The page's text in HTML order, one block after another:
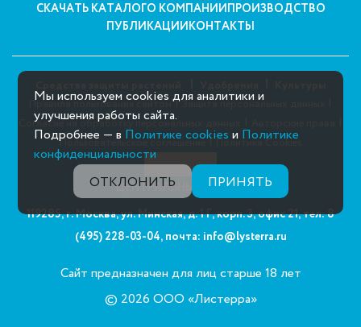
СКАЧАТЬ КАТАЛОГО КОМПАНИИПРОИЗВОДСТВО
ПУБЛИКАЦИИКОНТАКТЫ
Правила пользования сайтом |Защита персональных данных
Согласие на обработку персональных данных
Пользовательское соглашение |Политика Cookies
ЦЕНТРАЛЬНЫЙ ОФИС:
119285, г. Москва, ул. Минская, д. 1 Г, корп. 3, офис 21,тел: 8
(495) 228-03-04, почта: info@lysterra.ru
Сайт предназначен для лиц старше 18 лет
© 2026 ООО «Листерра»
Мы используем cookies для аналитики и
улучшения работы сайта.
Подробнее — в Политике cookies и Политике
конфиденциальности
ОТКЛОНИТЬ
ПРИНЯТЬ